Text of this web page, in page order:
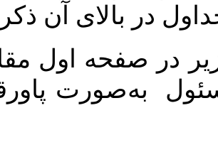
در بالای آن
در صفحه اول
به‌صورت